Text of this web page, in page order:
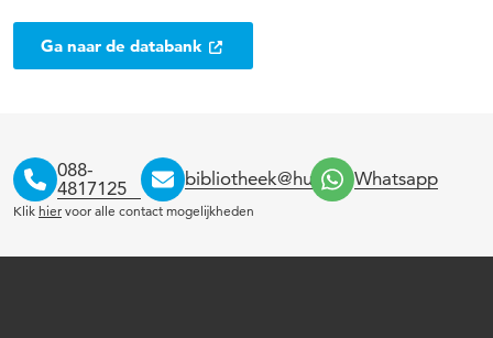
Ga naar de databank
088-
4817125
bibliotheek@hu.nl Whatsapp
Klik hier voor alle contact mogelijkheden